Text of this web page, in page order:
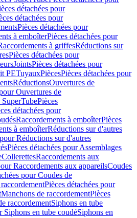
détachées pour
détachées pour
Pièces détachées pour
à emboîterPièces détachées pour
à griffesRéductions sur
Pièces détachées pour
JointsPièces détachées pour
PETuyauxPiècesPièces détachées pour
RéductionsOuvertures de
Ouvertures de
SuperTubePièces
détachées pour
Raccordements à emboîterPièces
à emboîterRéductions sur d'autres
Réductions sur d'autres
Pièces détachées pour Assemblages
CollerettesRaccordements aux
Raccordements aux appareilsCoudes
pour Coudes de
Pièces détachées pour
Manchons de raccordementPièces
raccordementSiphons en tube
Siphons en tube coudéSiphons en